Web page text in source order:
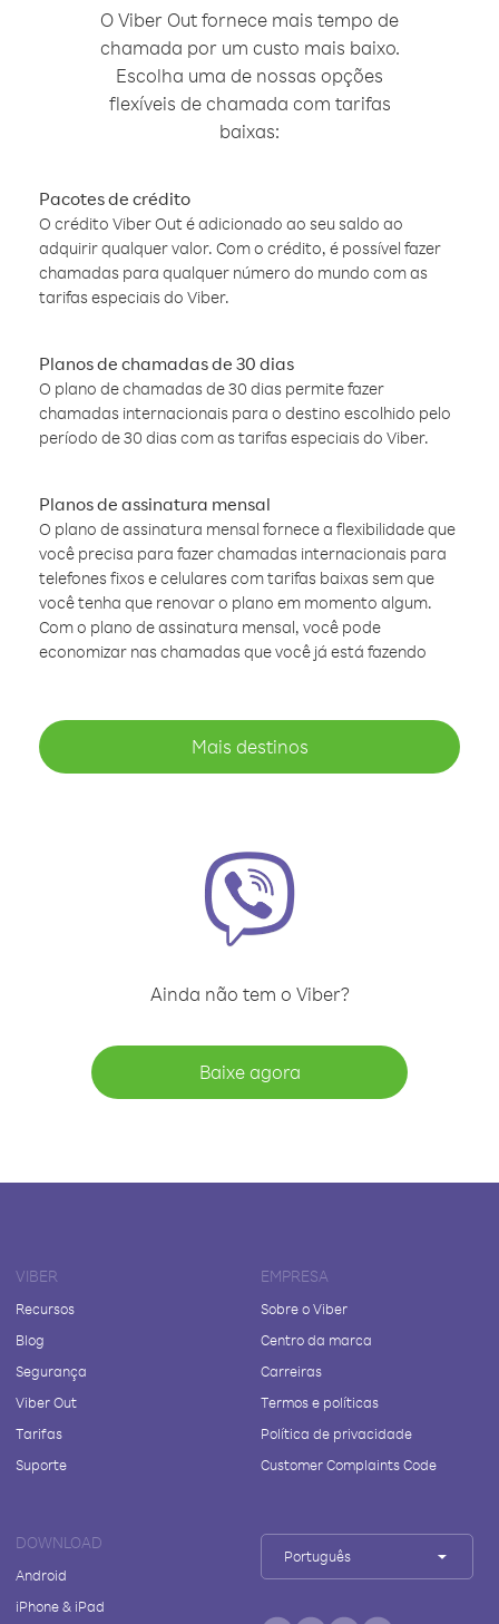
O Viber Out fornece mais tempo de
chamada por um custo mais baixo.
Escolha uma de nossas opções
flexíveis de chamada com tarifas
baixas:
Pacotes de crédito
O crédito Viber Out é adicionado ao seu saldo ao
adquirir qualquer valor. Com o crédito, é possível fazer
chamadas para qualquer número do mundo com as
tarifas especiais do Viber.
Planos de chamadas de 30 dias
O plano de chamadas de 30 dias permite fazer
chamadas internacionais para o destino escolhido pelo
período de 30 dias com as tarifas especiais do Viber.
Planos de assinatura mensal
O plano de assinatura mensal fornece a flexibilidade que
você precisa para fazer chamadas internacionais para
telefones fixos e celulares com tarifas baixas sem que
você tenha que renovar o plano em momento algum.
Com o plano de assinatura mensal, você pode
economizar nas chamadas que você já está fazendo
Mais destinos
Ainda não tem o Viber?
Baixe agora
VIBER
Recursos
Blog
Segurança
Viber Out
Tarifas
Suporte
EMPRESA
Sobre o Viber
Centro da marca
Carreiras
Termos e políticas
Política de privacidade
Customer Complaints Code
DOWNLOAD
Android
iPhone & iPad
Português